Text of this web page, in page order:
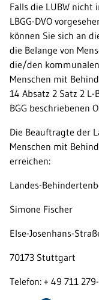
Falls die LUBW
LBGG-DVO
können Sie sich an
die Belange von
die/den
Menschen mit
14 Absatz 2 Satz 2 L-
BGG beschriebenen
Die Beauftragte der
Menschen mit
erreichen:
Landes-
Simone Fischer
Else-Josenhans-
70173 Stuttgart
Telefon: + 49 711